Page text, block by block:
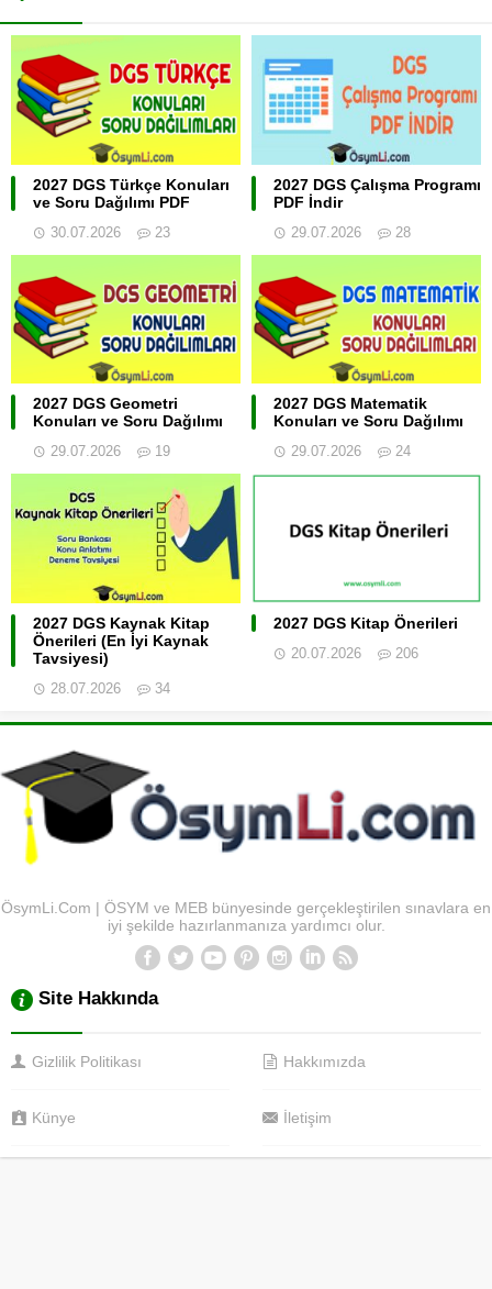
2027 DGS Türkçe Konuları
ve Soru Dağılımı PDF
30.07.2026 23
2027 DGS Çalışma Programı
PDF İndir
29.07.2026 28
2027 DGS Geometri
Konuları ve Soru Dağılımı
29.07.2026 19
2027 DGS Matematik
Konuları ve Soru Dağılımı
29.07.2026 24
2027 DGS Kaynak Kitap
Önerileri (En İyi Kaynak
Tavsiyesi)
28.07.2026 34
2027 DGS Kitap Önerileri
20.07.2026 206
ÖsymLi.Com | ÖSYM ve MEB bünyesinde gerçekleştirilen sınavlara en
iyi şekilde hazırlanmanıza yardımcı olur.
Site Hakkında
Gizlilik Politikası Hakkımızda
Künye İletişim